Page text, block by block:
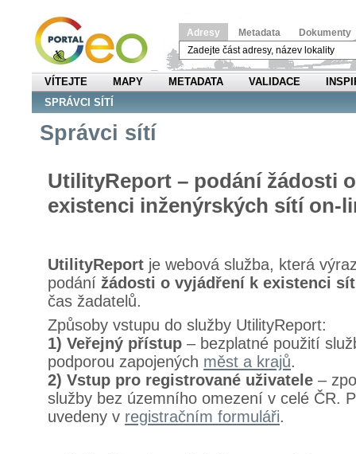
Adresy Metadata Dokumenty
VÍTEJTE MAPY METADATA VALIDACE
SPRÁVCI SÍTÍ
Správci sítí
UtilityReport – podání žádosti
existenci inženýrských sítí on-
UtilityReport je webová služba, která
podání žádosti o vyjádření k existenci
čas žadatelů.
Způsoby vstupu do služby UtilityReport:
1) Veřejný přístup – bezplatné použití
podporou zapojených měst a krajů.
2) Vstup pro registrované uživatele –
služby bez územního omezení v celé ČR.
uvedeny v registračním formuláři.